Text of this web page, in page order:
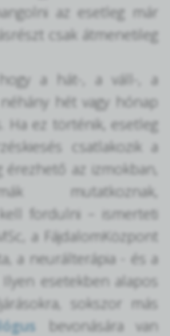
az esetleg már
csak átmenetileg
a hát-, a váll-, a
hét vagy hónap
Ha ez történik, esetleg
csatlakozik a
az izmokban,
mutatkoznak,
fordulni – ismerteti
a FájdalomKözpont
a neurálterápia - és a
esetekben alapos
sokszor más
bevonására van